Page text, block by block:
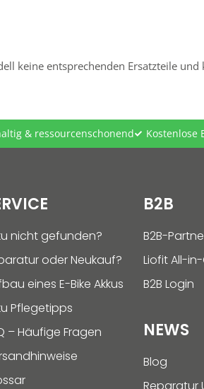
keine entsprechenden Ersatzteile
& ressourcenschonend Kostenlose
nicht gefunden?
oder Neukauf?
eines E-Bike Akkus
Pflegetipps
– Häufige Fragen
B2B
B2B-
Liofit All-
B2B Login
NEWS
Blog